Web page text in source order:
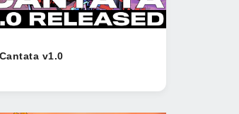
Cantata v1.0